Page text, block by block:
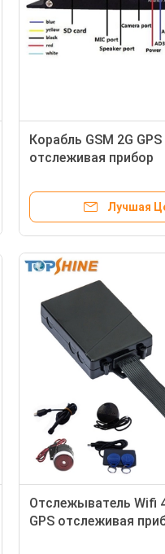
Корабль GSM 2G GPS
отслеживая прибор
прибора с сигналом
масла протекаяЛучшая
Отслежыватель Wifi
GPS отслеживая